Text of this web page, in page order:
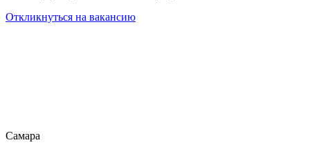
Откликнуться на вакансию
Самара